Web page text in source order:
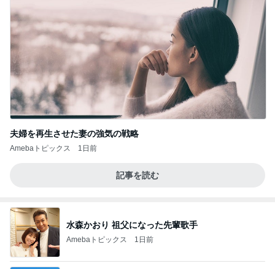
夫婦を再生させた妻の強気の戦略
Amebaトピックス 1日前
記事を読む
水森かおり 祖父になった先輩歌手
Amebaトピックス 1日前